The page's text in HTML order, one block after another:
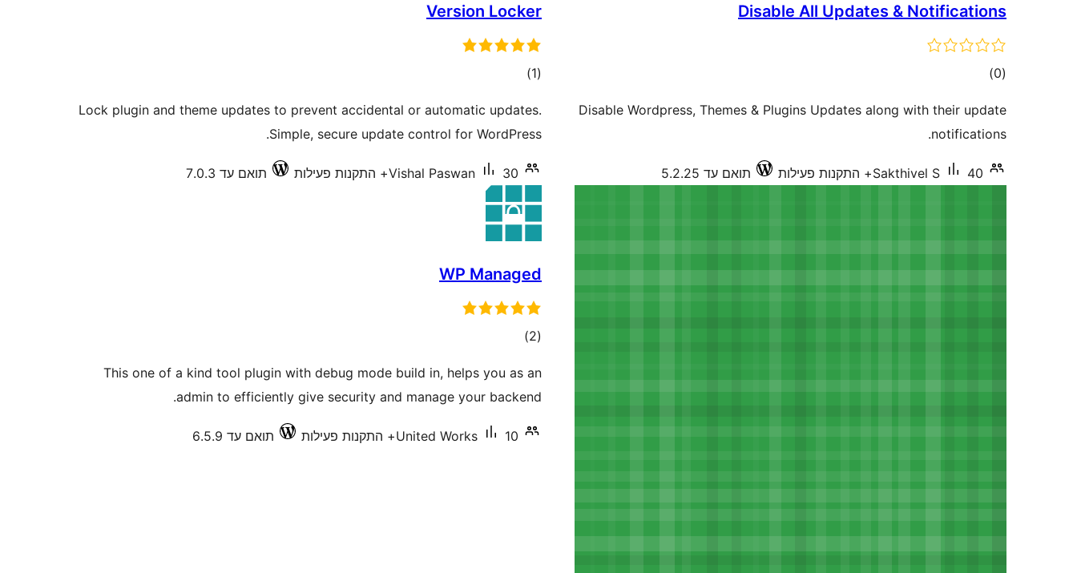
Disable All Updates & Notifications
(0 דרוגים)
Disable Wordpress, Themes & Plugins Updates along with their update
notifications.
Sakthivel S 40+ התקנות פעילות תואם עד 5.2.25
Version Locker
(1 דרוגים)
Lock plugin and theme updates to prevent accidental or automatic updates.
Simple, secure update control for WordPress.
Vishal Paswan 30+ התקנות פעילות תואם עד 7.0.3
WP Managed
(2 דרוגים)
This one of a kind tool plugin with debug mode build in, helps you as an
admin to efficiently give security and manage your backend.
United Works 10+ התקנות פעילות תואם עד 6.5.9